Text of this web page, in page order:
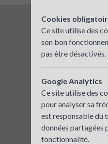
Cookies
Ce site utilise des
son bon
pas être désactivés.
Google Analytics
Ce site utilise des
pour analyser sa
est responsable du
données partagées
fonctionnalité.